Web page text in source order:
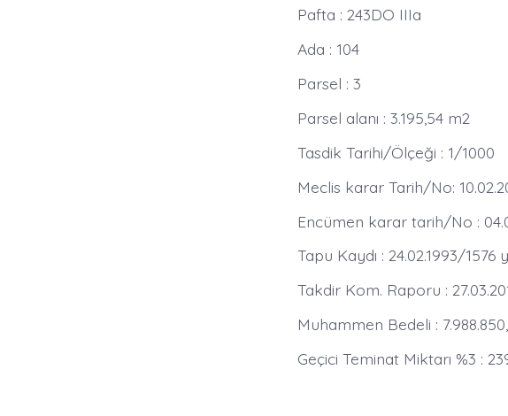
Pafta : 243DO IIIa
Ada : 104
Parsel : 3
Parsel alanı : 3.195,54 m2
Tasdik Tarihi/Ölçeği : 1/1000
Meclis karar Tarih/No:
Encümen karar tarih/No :
Tapu Kaydı : 24.02.1993/
Takdir Kom. Raporu :
Muhammen Bedeli :
Geçici Teminat Miktarı %3 :